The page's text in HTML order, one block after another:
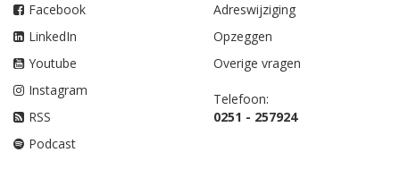
Facebook
LinkedIn
Youtube
Instagram
RSS
Podcast
Adreswijziging
Opzeggen
Overige vragen
Telefoon:
0251 - 257924